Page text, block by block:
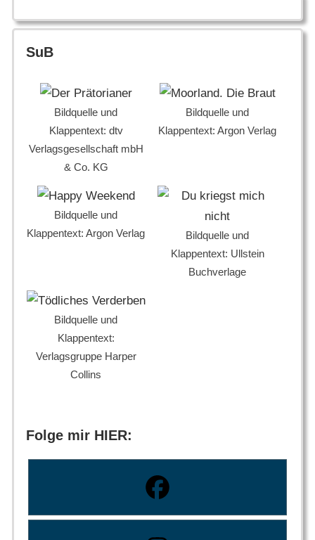
SuB
Bildquelle und
Klappentext: dtv
Verlagsgesellschaft mbH
& Co. KG
Bildquelle und
Klappentext: Argon Verlag
Bildquelle und
Klappentext: Argon Verlag
Bildquelle und
Klappentext: Ullstein
Buchverlage
Bildquelle und
Klappentext:
Verlagsgruppe Harper
Collins
Folge mir HIER: